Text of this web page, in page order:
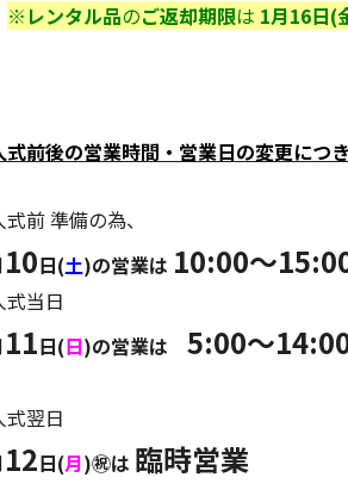
※レンタル品のご返却期限は 1月16日(
式前後の営業時間・営業日の変更につ
前 準備の為、
10日(土)の営業は 10:00～
式当日
11日(日)の営業は 5:00～
式翌日
12日(月)㊗は 臨時営業